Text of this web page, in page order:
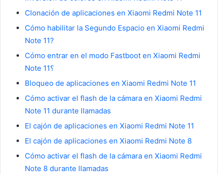
Clonación de aplicaciones en Xiaomi Redmi Note 11
Cómo habilitar la Segundo Espacio en Xiaomi Redmi
Note 11?
Cómo entrar en el modo Fastboot en Xiaomi Redmi
Note 11؟
Bloqueo de aplicaciones en Xiaomi Redmi Note 11
Cómo activar el flash de la cámara en Xiaomi Redmi
Note 11 durante llamadas
El cajón de aplicaciones en Xiaomi Redmi Note 11
El cajón de aplicaciones en Xiaomi Redmi Note 8
Cómo activar el flash de la cámara en Xiaomi Redmi
Note 8 durante llamadas